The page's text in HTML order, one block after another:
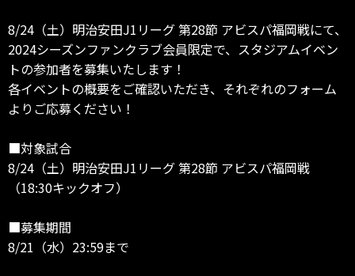
8/24（土）明治安田J1リーグ 第28節 アビスパ福岡戦にて、
2024シーズンファンクラブ会員限定で、スタジアムイベン
トの参加者を募集いたします！
各イベントの概要をご確認いただき、それぞれのフォーム
よりご応募ください！
■対象試合
8/24（土）明治安田J1リーグ 第28節 アビスパ福岡戦
（18:30キックオフ）
■募集期間
8/21（水）23:59まで